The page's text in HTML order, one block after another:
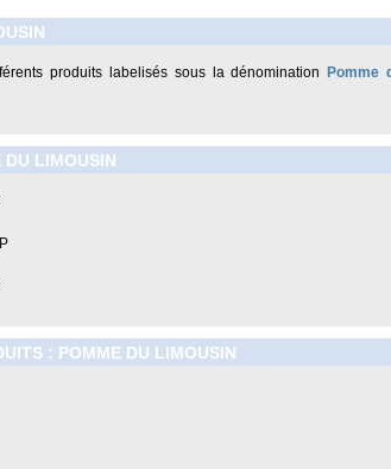
produits labelisés sous la dénomination
Pomme
LIMOUSIN
: POMME DU LIMOUSIN